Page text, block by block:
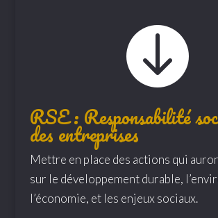

RSE : Responsabilité
des entreprises
Mettre en place des actions qui
sur le développement durable,
l’économie, et les enjeux sociaux.